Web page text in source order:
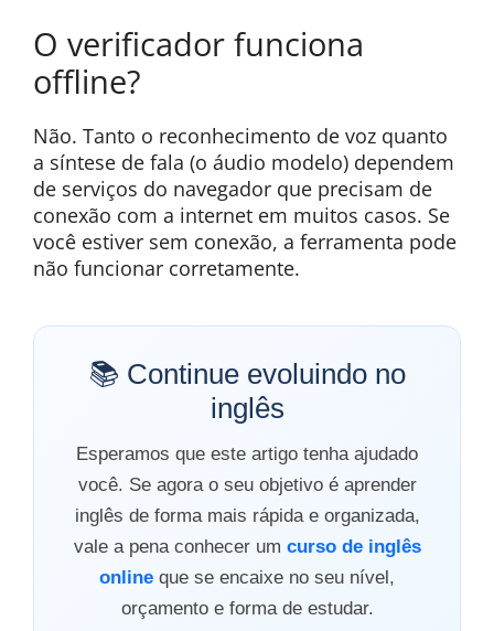
O verificador funciona
offline?
Não. Tanto o reconhecimento de voz quanto
a síntese de fala (o áudio modelo) dependem
de serviços do navegador que precisam de
conexão com a internet em muitos casos. Se
você estiver sem conexão, a ferramenta pode
não funcionar corretamente.
📚 Continue evoluindo no
inglês
Esperamos que este artigo tenha ajudado
você. Se agora o seu objetivo é aprender
inglês de forma mais rápida e organizada,
vale a pena conhecer um curso de inglês
online que se encaixe no seu nível,
orçamento e forma de estudar.